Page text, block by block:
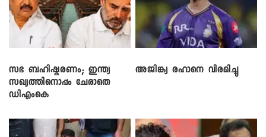
സഭ ബഹിഷ്കരണം; ഇന്ത്യ
സഖ്യത്തിനൊപ്പം ചേരാതെ
ഡിഎംകെ
അജിങ്ക്യ രഹാനെ വിരമിച്ചു